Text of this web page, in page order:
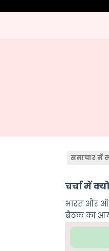
समाचार में
चर्चा में
भारत और
बैठक का